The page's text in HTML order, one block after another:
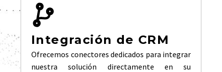
Integración de CRM
Ofrecemos conectores dedicados para integrar
nuestra solución directamente en su